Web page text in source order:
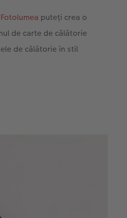
puteți crea o
de carte de călătorie
de călătorie în stil